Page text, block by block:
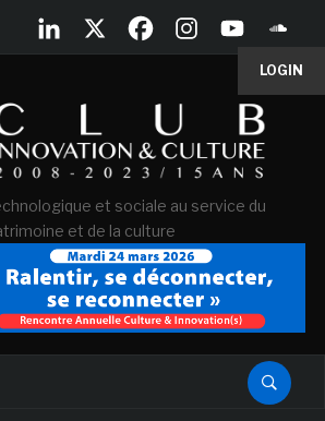
LOGIN
et sociale au service du
et de la culture